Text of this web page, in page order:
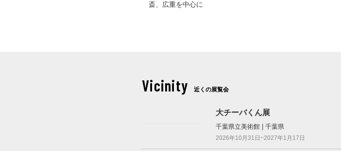
斎、広重を中心に
Vicinity 近くの展覧会
大チーバくん展
千葉県立美術館 | 千葉県
2026年10月31日~2027年1月17日